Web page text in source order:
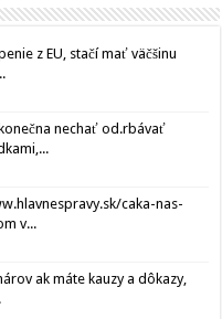
z EU, stačí mať väčšinu
nechať od.rbávať
caka-nas-
v...
ak máte kauzy a dôkazy,